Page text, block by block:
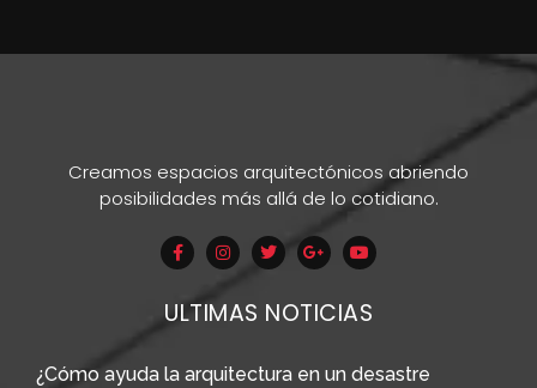
Creamos espacios arquitectónicos abriendo
posibilidades más allá de lo cotidiano.
ULTIMAS NOTICIAS
¿Cómo ayuda la arquitectura en un desastre